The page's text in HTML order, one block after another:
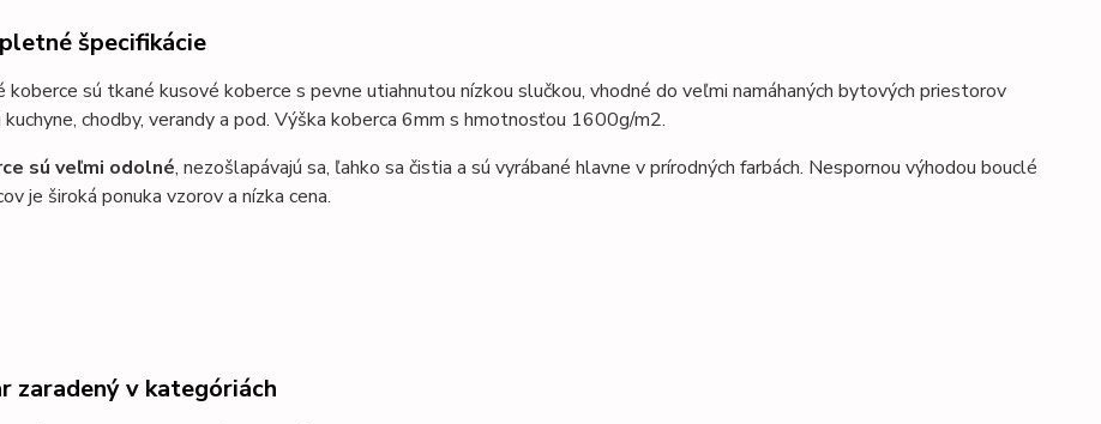
špecifikácie
koberce sú tkané kusové koberce s pevne utiahnutou nízkou slučkou, vhodné do veľmi namáhaných bytových priestorov
kuchyne, chodby, verandy a pod. Výška koberca 6mm s hmotnosťou 1600g/m2.
sú veľmi odolné, nezošlapávajú sa, ľahko sa čistia a sú vyrábané hlavne v prírodných farbách. Nespornou výhodou bouclé
je široká ponuka vzorov a nízka cena.
zaradený v kategóriách